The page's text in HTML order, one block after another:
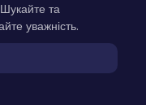
та
уважність.